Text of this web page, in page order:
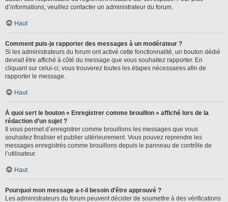
d’informations, veuillez contacter un administrateur du forum.
Haut
Comment puis-je rapporter des messages à un modérateur ?
Si les administrateurs du forum ont activé cette fonctionnalité, un bouton dédié
devrait être affiché à côté du message que vous souhaitez rapporter. En
cliquant sur celui-ci, vous trouverez toutes les étapes nécessaires afin de
rapporter le message.
Haut
À quoi sert le bouton « Enregistrer comme brouillon » affiché lors de la
rédaction d’un sujet ?
Il vous permet d’enregistrer comme brouillons les messages que vous
souhaitez finaliser et publier ultérieurement. Vous pouvez reprendre les
messages enregistrés comme brouillons depuis le panneau de contrôle de
l’utilisateur.
Haut
Pourquoi mon message a-t-il besoin d’être approuvé ?
Les administrateurs du forum peuvent décider de soumettre à des vérifications